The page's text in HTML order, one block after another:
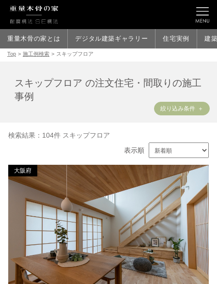
重量木骨の家とは デジタル建築ギャラリー 住宅実例 建
Top > 施工例検索 > スキップフロア
スキップフロア の注文住宅・間取りの施工
事例
絞り込み条件
検索結果：104件 スキップフロア
表示順
大阪府